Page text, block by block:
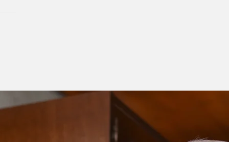
da Fejão em